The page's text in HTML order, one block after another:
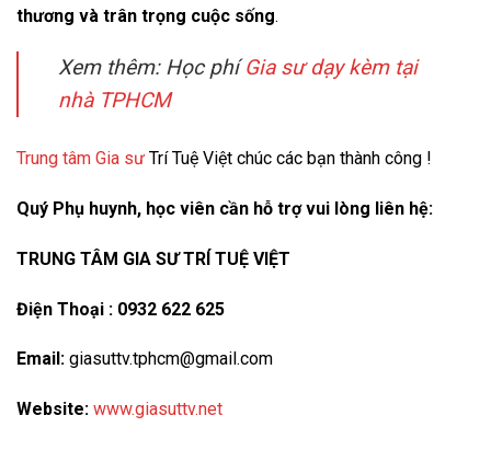
thương và trân trọng cuộc sống.
Xem thêm: Học phíGia sư dạy kèm tại
nhà TPHCM
Trung tâm Gia sư Trí Tuệ Việt chúc các bạn thành công !
Quý Phụ huynh, học viên cần hỗ trợ vui lòng liên hệ:
TRUNG TÂM GIA SƯ TRÍ TUỆ VIỆT
Điện Thoại : 0932 622 625
Email: giasuttv.tphcm@gmail.com
Website: www.giasuttv.net